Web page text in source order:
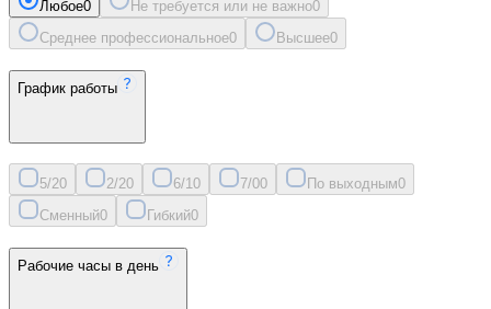
Любое0 Не требуется или не важно0
Среднее профессиональное0 Высшее0
График работы
5/20 2/20 6/10 7/00 По выходным0
Сменный0 Гибкий0
Рабочие часы в день